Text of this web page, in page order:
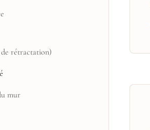
de rétractation)
mur